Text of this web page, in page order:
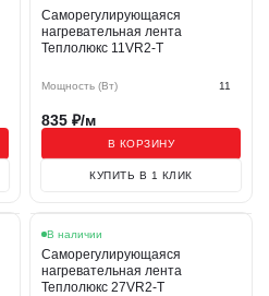
Саморегулирующаяся
нагревательная лента
Теплолюкс 11VR2-T
Мощность (Вт) 11
835 ₽/м
В КОРЗИНУ
КУПИТЬ В 1 КЛИК
В наличии
Саморегулирующаяся
нагревательная лента
Теплолюкс 27VR2-T